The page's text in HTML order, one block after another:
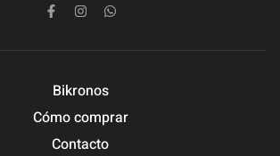
Bikronos
Cómo comprar
Contacto